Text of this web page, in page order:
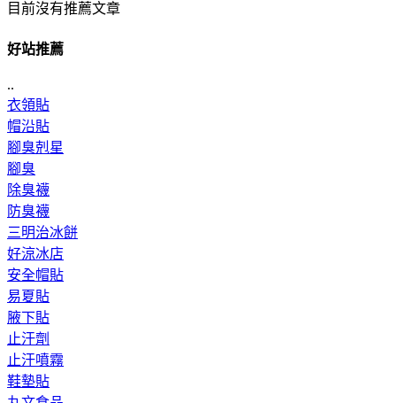
目前沒有推薦文章
好站推薦
..
衣領貼
帽沿貼
腳臭剋星
腳臭
除臭襪
防臭襪
三明治冰餅
好涼冰店
安全帽貼
易夏貼
腋下貼
止汗劑
止汗噴霧
鞋墊貼